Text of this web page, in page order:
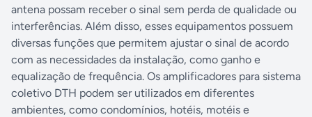
antena possam receber o sinal sem perda de qualidade ou
interferências. Além disso, esses equipamentos possuem
diversas funções que permitem ajustar o sinal de acordo
com as necessidades da instalação, como ganho e
equalização de frequência. Os amplificadores para sistema
coletivo DTH podem ser utilizados em diferentes
ambientes, como condomínios, hotéis, motéis e